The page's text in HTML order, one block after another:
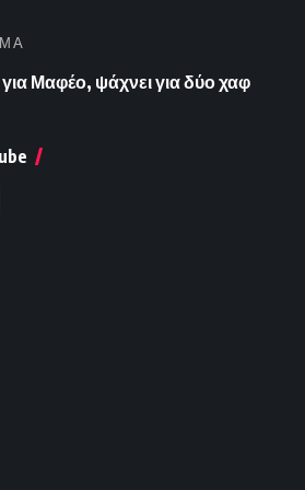
για Μαφέο, ψάχνει για δύο χαφ